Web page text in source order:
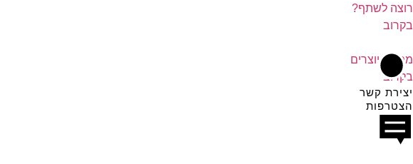
רוצה לשתף?
בקרוב
מפתח יוצרים
בקרוב
יצירת קשר
הצטרפות